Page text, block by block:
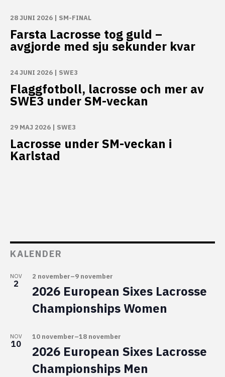
28 JUNI 2026 | SM-FINAL
Farsta Lacrosse tog guld –
avgjorde med sju sekunder kvar
24 JUNI 2026 | SWE3
Flaggfotboll, lacrosse och mer av
SWE3 under SM-veckan
29 MAJ 2026 | SWE3
Lacrosse under SM-veckan i
Karlstad
KALENDER
NOV
2
2 november–9 november
2026 European Sixes Lacrosse
Championships Women
NOV
10
10 november–18 november
2026 European Sixes Lacrosse
Championships Men